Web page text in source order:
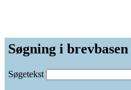
Søgning i brevbasen
Søgetekst